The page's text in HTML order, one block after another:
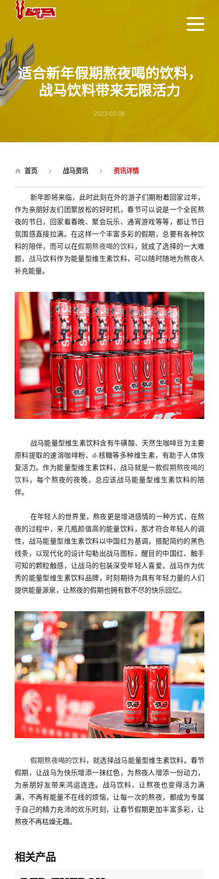
适合新年假期熬夜喝的饮料，
战马饮料带来无限活力
2023-02-06
首页 战马资讯 资讯详情
新年即将来临，此时此刻在外的游子们期盼着回家过年，
作为亲朋好友们团聚放松的好时机，春节可以说是一个全民熬
夜的节日，回家看春晚、聚会玩乐、通宵游戏等等，都让节日
氛围感直接拉满。在这样一个丰富多彩的假期，总要有各种饮
料的陪伴，而可以在假期熬夜喝的饮料 ，就成了选择的一大难
题， 战马饮料作为能量型维生素饮料，可以随时随地为熬夜人
补充能量。
战马能量型维生素饮料含有牛磺酸、天然生咖啡豆为主要
原料提取的速溶咖啡粉、d-核糖等多种维生素，有助于人体恢
复活力。作为能量型维生素饮料，战马就是一款假期熬夜喝的
饮料 ，每个熬夜的夜晚，总应该战马能量型维生素饮料的陪
伴。
在年轻人的世界里，熬夜更是增进感情的一种方式，在熬
夜的过程中，来几瓶颜值高的能量饮料，那才符合年轻人的调
性，战马能量型维生素饮料以中国红为基调，搭配简约的黑色
线条，以现代化的设计勾勒出战马图标，醒目的中国红、触手
可知的颗粒触感，让战马的包装深受年轻人喜爱。战马作为优
秀的能量型维生素饮料品牌，时刻期待为具有年轻力量的人们
提供能量源泉，让熬夜的假期也拥有数不尽的快乐回忆。
假期熬夜喝的饮料，就选择战马能量型维生素饮料。春节
假期，让战马为快乐增添一抹红色，为熬夜人增添一份动力，
为亲朋好友带来鸿运连连。战马饮料，让熬夜也变得活力满
满，不再有能量不在线的烦恼，让每一次的熬夜，都成为专属
于自己的精力充沛的欢乐时刻，让春节假期更加丰富多彩，让
熬夜不再枯燥无趣。
相关产品